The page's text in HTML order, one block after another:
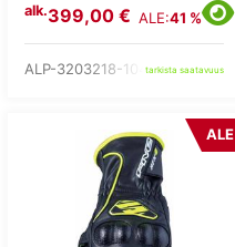
alk.399,00 € ALE:41 %
ALP-3203218-104-tarkista saatavuus
ALE